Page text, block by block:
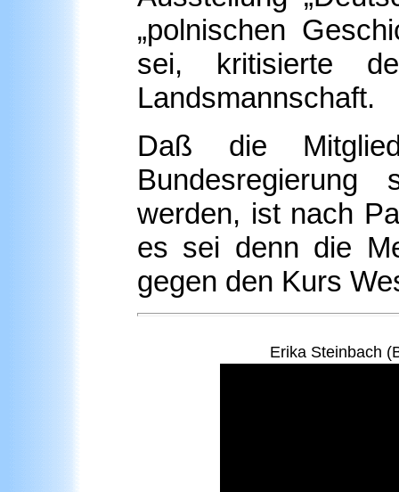
„polnischen
sei, kritisierte
Landsmannschaft.
Daß die
werden, ist nach
es sei denn die
gegen den Kurs
Erika Steinbach